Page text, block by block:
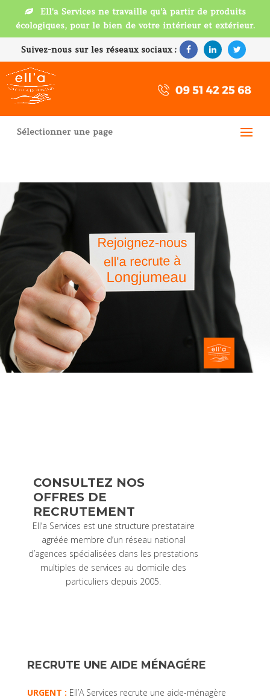
Ell'a Services ne travaille qu'à partir de produits
écologiques, pour le bien de votre intérieur et extérieur.
Suivez-nous sur les réseaux sociaux :
Sélectionner une page
CONSULTEZ NOS
OFFRES DE
RECRUTEMENT
Ell’a Services est une structure prestataire
agréée membre d’un réseau national
d’agences spécialisées dans les prestations
multiples de services au domicile des
particuliers depuis 2005.
RECRUTE UNE AIDE MÉNAGÉRE
URGENT : Ell’A Services recrute une aide-ménagère